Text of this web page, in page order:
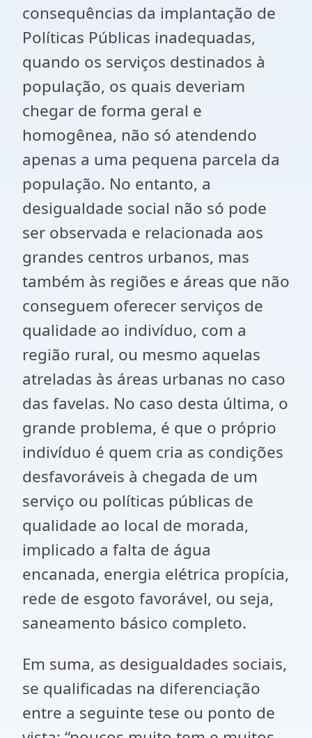
consequências da implantação de
Políticas Públicas inadequadas,
quando os serviços destinados à
população, os quais deveriam
chegar de forma geral e
homogênea, não só atendendo
apenas a uma pequena parcela da
população. No entanto, a
desigualdade social não só pode
ser observada e relacionada aos
grandes centros urbanos, mas
também às regiões e áreas que não
conseguem oferecer serviços de
qualidade ao indivíduo, com a
região rural, ou mesmo aquelas
atreladas às áreas urbanas no caso
das favelas. No caso desta última, o
grande problema, é que o próprio
indivíduo é quem cria as condições
desfavoráveis à chegada de um
serviço ou políticas públicas de
qualidade ao local de morada,
implicado a falta de água
encanada, energia elétrica propícia,
rede de esgoto favorável, ou seja,
saneamento básico completo.
Em suma, as desigualdades sociais,
se qualificadas na diferenciação
entre a seguinte tese ou ponto de